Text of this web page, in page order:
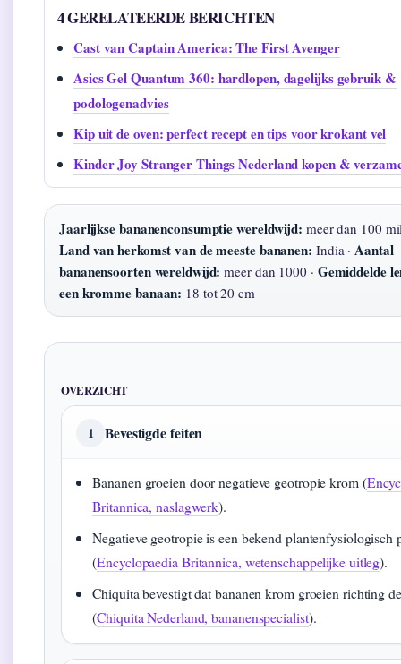
4 GERELATEERDE BERICHTEN
Cast van Captain America: The First Avenger
Asics Gel Quantum 360: hardlopen, dagelijks gebruik &
podologenadvies
Kip uit de oven: perfect recept en tips voor krokant vel
Kinder Joy Stranger Things Nederland kopen &
Jaarlijkse bananenconsumptie wereldwijd: meer dan 100
Land van herkomst van de meeste bananen: India ·Aantal
bananensoorten wereldwijd: meer dan 1000 · Gemiddelde
een kromme banaan: 18 tot 20 cm
OVERZICHT
1 Bevestigde feiten
Bananen groeien door negatieve geotropie krom (
Britannica, naslagwerk).
Negatieve geotropie is een bekend plantenfysiologisch
(Encyclopaedia Britannica, wetenschappelijke uitleg).
Chiquita bevestigt dat bananen krom groeien richting
(Chiquita Nederland, bananenspecialist).